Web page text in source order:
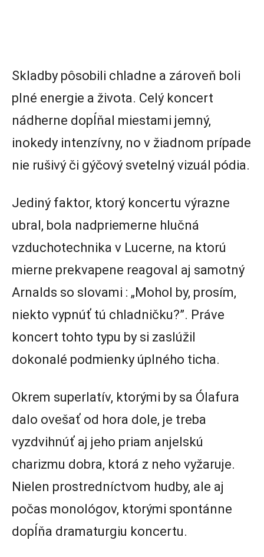
Skladby pôsobili chladne a zároveň boli
plné energie a života. Celý koncert
nádherne dopĺňal miestami jemný,
inokedy intenzívny, no v žiadnom prípade
nie rušivý či gýčový svetelný vizuál pódia.
Jediný faktor, ktorý koncertu výrazne
ubral, bola nadpriemerne hlučná
vzduchotechnika v Lucerne, na ktorú
mierne prekvapene reagoval aj samotný
Arnalds so slovami : „Mohol by, prosím,
niekto vypnúť tú chladničku?”. Práve
koncert tohto typu by si zaslúžil
dokonalé podmienky úplného ticha.
Okrem superlatív, ktorými by sa Ólafura
dalo ovešať od hora dole, je treba
vyzdvihnúť aj jeho priam anjelskú
charizmu dobra, ktorá z neho vyžaruje.
Nielen prostredníctvom hudby, ale aj
počas monológov, ktorými spontánne
dopĺňa dramaturgiu koncertu.